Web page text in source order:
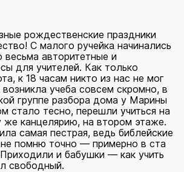
рождественские праздники
С малого ручейка начинались
весьма авторитетные и
для учителей. Как только
к 18 часам никто из нас не мог
учеба совсем скромно, в
группе разбора дома у Марины
стало тесно, перешли учиться на
канцелярию, на втором этаже.
самая пестрая, ведь библейские
помню точно — примерно в ста
и бабушки — как учить
свободный.